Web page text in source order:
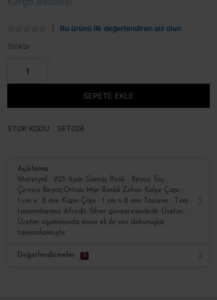
Bu ürünü ilk değerlendiren siz olun
Stokta
SEPETE EKLE
STOK KODU SET026
Açıklama
Materyal : 925 Ayar Gümüş Renk : Beyaz Taş :
Çevresi Beyaz,Ortası Mor Renkli Zirkon Kolye Çapı :
1 cm x 8 mm Küpe Çapı : 1 cm x 8 mm Tasarım : Tüm
tasarımlarımız Afrodit Silver güvencesindedir Üretim :
Üretim aşamasında insan eli ile son dokunuşlar
tamamlanmıştır
Değerlendirmeler 0